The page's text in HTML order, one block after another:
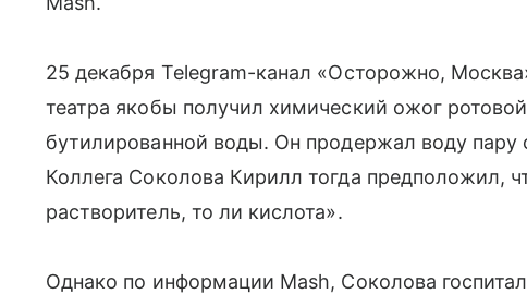
25 декабря Telegram-канал «Осторожно,
театра якобы получил химический ожог
бутилированной воды. Он продержал воду пару
Коллега Соколова Кирилл тогда предположил,
растворитель, то ли кислота».
Однако по информации Mash, Соколова